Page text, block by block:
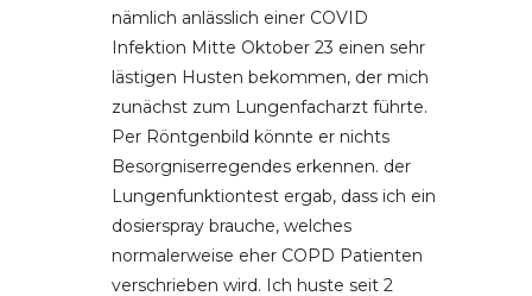
nämlich anlässlich einer COVID
Infektion Mitte Oktober 23 einen sehr
lästigen Husten bekommen, der mich
zunächst zum Lungenfacharzt führte.
Per Röntgenbild könnte er nichts
Besorgniserregendes erkennen. der
Lungenfunktiontest ergab, dass ich ein
dosierspray brauche, welches
normalerweise eher COPD Patienten
verschrieben wird. Ich huste seit 2